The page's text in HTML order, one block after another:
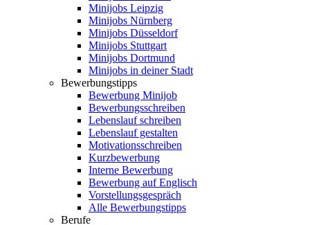
Minijobs Leipzig
Minijobs Nürnberg
Minijobs Düsseldorf
Minijobs Stuttgart
Minijobs Dortmund
Minijobs in deiner Stadt
Bewerbungstipps
Bewerbung Minijob
Bewerbungsschreiben
Lebenslauf schreiben
Lebenslauf gestalten
Motivationsschreiben
Kurzbewerbung
Interne Bewerbung
Bewerbung auf Englisch
Vorstellungsgespräch
Alle Bewerbungstipps
Berufe